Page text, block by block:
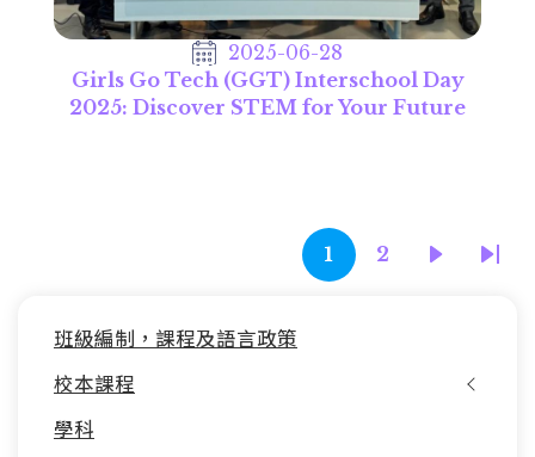
2025-06-28
Girls Go Tech (GGT) Interschool Day
2025: Discover STEM for Your Future
目
1 2
Last
navigation
(STEAM
班級編制，課程及語言政策
校本課程
學科